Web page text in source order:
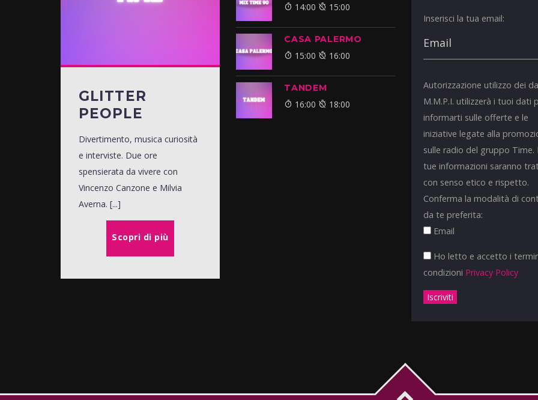
GLITTER
PEOPLE
Divertimento, musica curiosità
e interviste. Due ore
spensierata da vivere con
Vincenzo Canzone e Milvia
Averna. [...]
Scopri di più
14:00 15:00
CASA PALERMO
15:00 16:00
TANDEM
16:00 18:00
Inserisci la tua email:
Autorizzazione utilizzo dei
M.M.P.I. utilizzerà i tuoi dati
informarti sulle offerte e le
iniziative legate alla
sulle radio del gruppo Time.
tue informazioni saranno
con senso etico e rispetto.
Conferma la modalità di
da te preferita:
Email
Ho letto e accetto i
condizioni Privacy Policy